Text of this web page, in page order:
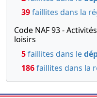
39faillites dans la
Code NAF 93 -
loisirs
5faillites dans le
186faillites dans la